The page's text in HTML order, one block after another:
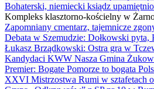
Bohaterski, niemiecki ksiądz
Kompleks klasztorno-kościelny w
Zapomniany cmentarz, tajemnicze
Debata w Szemudzie: Dołkowski
Łukasz Brządkowski: Ostra gra w
Kandydaci KWW Nasza Gmina
Premier: Bogate Pomorze to bogata
XXVI Mistrzostwa Rumi w sztafetach